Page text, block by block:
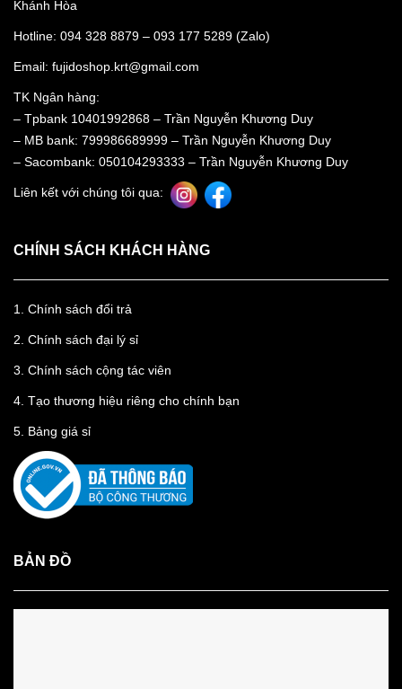
Khánh Hòa
Hotline: 094 328 8879 – 093 177 5289 (Zalo)
Email: fujidoshop.krt@gmail.com
TK Ngân hàng:
– Tpbank 10401992868 – Trần Nguyễn Khương Duy
– MB bank: 799986689999 – Trần Nguyễn Khương Duy
– Sacombank: 050104293333 – Trần Nguyễn Khương Duy
Liên kết với chúng tôi qua:
CHÍNH SÁCH KHÁCH HÀNG
1. Chính sách đổi trả
2. Chính sách đại lý sỉ
3. Chính sách cộng tác viên
4. Tạo thương hiệu riêng cho chính bạn
5. Bảng giá sỉ
BẢN ĐỒ